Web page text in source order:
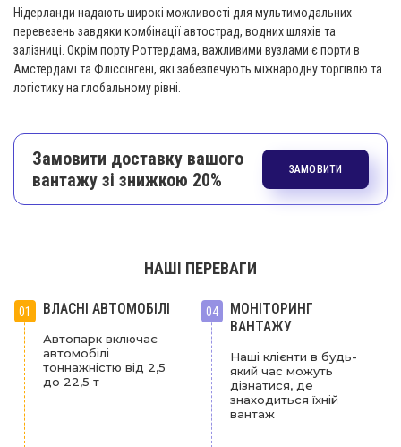
Нідерланди надають широкі можливості для мультимодальних
перевезень завдяки комбінації автострад, водних шляхів та
залізниці. Окрім порту Роттердама, важливими вузлами є порти в
Амстердамі та Фліссінгені, які забезпечують міжнародну торгівлю та
логістику на глобальному рівні.
Замовити доставку вашого
вантажу зі знижкою 20%
ЗАМОВИТИ
НАШІ ПЕРЕВАГИ
01 ВЛАСНІ АВТОМОБІЛІ
Автопарк включає
автомобілі
тоннажністю від 2,5
до 22,5 т
04
МОНІТОРИНГ
ВАНТАЖУ
Наші клієнти в будь-
який час можуть
дізнатися, де
знаходиться їхній
вантаж